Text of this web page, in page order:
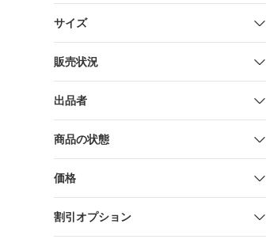
サイズ
販売状況
出品者
商品の状態
価格
割引オプション